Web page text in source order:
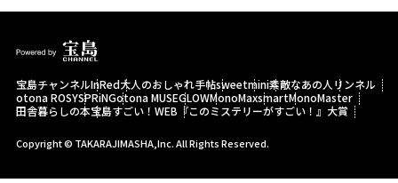
宝島チャンネルInRed大人のおしゃれ手帖sweetmini素敵なあの人 リンネル
otona ROSYSPRiNGotona MUSEGLOWMonoMaxsmartMonoMaster
田舎暮らしの本宝島すごい！WEB 『このミステリーがすごい！』大賞
Copyright © TAKARAJIMASHA,Inc. All Rights Reserved.